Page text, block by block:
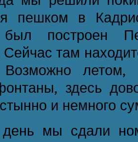
пешком в
был построен
там
Возможно
здесь
и немного
мы сдали